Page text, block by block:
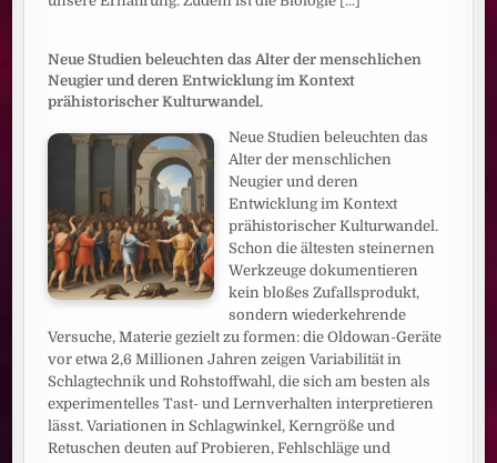
Neue Studien beleuchten das Alter der menschlichen
Neugier und deren Entwicklung im Kontext
prähistorischer Kulturwandel.
Neue Studien beleuchten das
Alter der menschlichen
Neugier und deren
Entwicklung im Kontext
prähistorischer Kulturwandel.
Schon die ältesten steinernen
Werkzeuge dokumentieren
kein bloßes Zufallsprodukt,
sondern wiederkehrende
Versuche, Materie gezielt zu formen: die Oldowan-Geräte
vor etwa 2,6 Millionen Jahren zeigen Variabilität in
Schlagtechnik und Rohstoffwahl, die sich am besten als
experimentelles Tast- und Lernverhalten interpretieren
lässt. Variationen in Schlagwinkel, Kerngröße und
Retuschen deuten auf Probieren, Fehlschläge und